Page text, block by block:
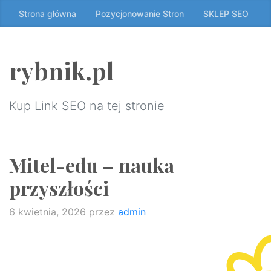
Przeskocz
do
Strona główna Pozycjonowanie Stron SKLEP SEO
rybnik.pl
Kup Link SEO na tej stronie
Mitel-edu – nauka
przyszłości
6 kwietnia, 2026 przez admin